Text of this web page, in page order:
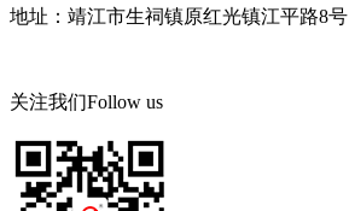
地址：靖江市生祠镇原红光镇江平路8号
关注我们Follow us